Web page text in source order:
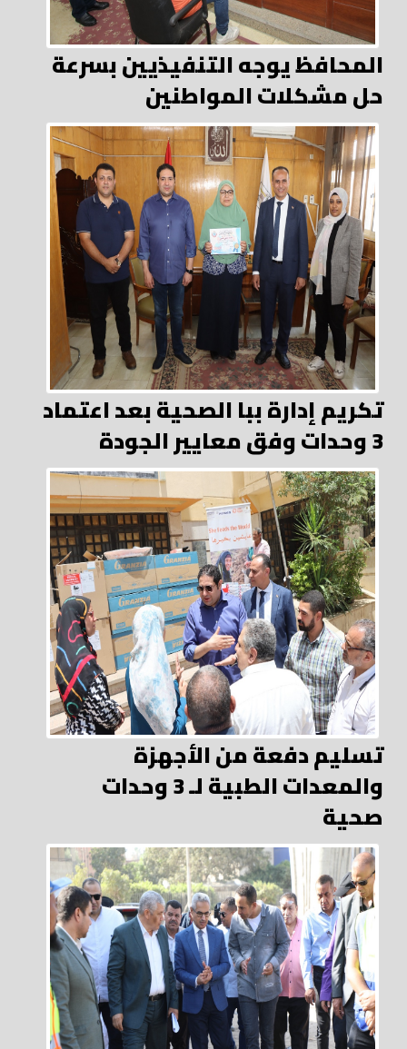
المحافظ يوجه التنفيذيين بسرعة
حل مشكلات المواطنين
تكريم إدارة ببا الصحية بعد اعتماد
3 وحدات وفق معايير الجودة
تسليم دفعة من الأجهزة
والمعدات الطبية لـ 3 وحدات
صحية